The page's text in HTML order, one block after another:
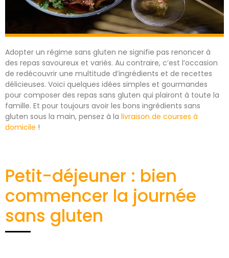
Adopter un régime sans gluten ne signifie pas renoncer à
des repas savoureux et variés. Au contraire, c’est l’occasion
de redécouvrir une multitude d’ingrédients et de recettes
délicieuses. Voici quelques idées simples et gourmandes
pour composer des repas sans gluten qui plairont à toute la
famille. Et pour toujours avoir les bons ingrédients sans
gluten sous la main, pensez à la livraison de courses à
domicile !
Petit-déjeuner : bien
commencer la journée
sans gluten